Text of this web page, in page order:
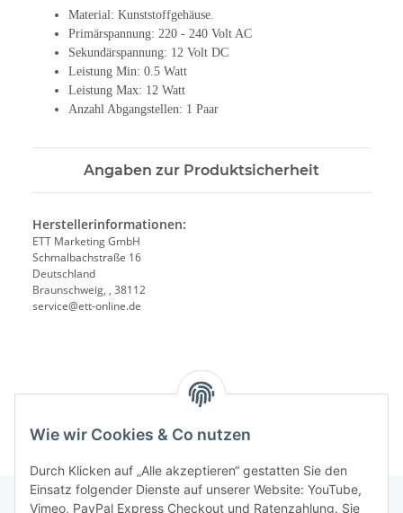
Wie wir Cookies & Co nutzen
Durch Klicken auf „Alle akzeptieren“ gestatten Sie den
Einsatz folgender Dienste auf unserer Website: YouTube,
Vimeo, PayPal Express Checkout und Ratenzahlung. Sie
Material: Kunststoffgehäuse.
Primärspannung: 220 - 240 Volt AC
Sekundärspannung: 12 Volt DC
Leistung Min: 0.5 Watt
Leistung Max: 12 Watt
Anzahl Abgangstellen: 1 Paar
Angaben zur Produktsicherheit
Herstellerinformationen:
ETT Marketing GmbH
Schmalbachstraße 16
Deutschland
Braunschweig, , 38112
service@ett-online.de